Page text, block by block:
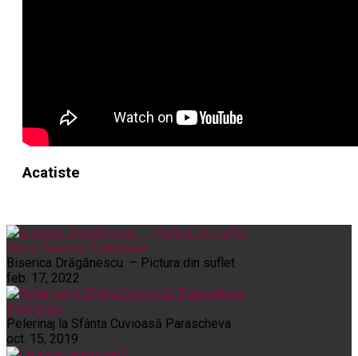
Acatiste
Noi și Biserica Pelerinaje
Biserica Drăgănescu – Pictura din suflet
feb. 17, 2022
Pelerinaje
Pelerinaj la Sfânta Cuvioasă Parascheva
oct. 15, 2019